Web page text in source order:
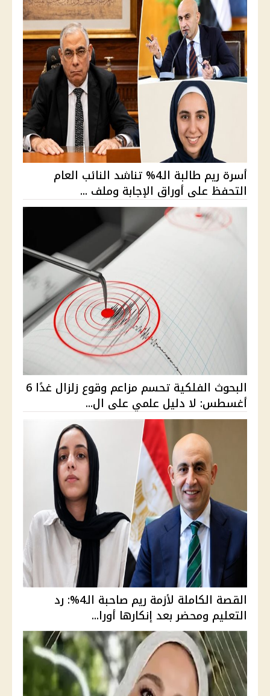
أسرة ريم طالبة الـ4% تناشد النائب العام
التحفظ على أوراق الإجابة وملف ...
البحوث الفلكية تحسم مزاعم وقوع زلزال غدًا 6
أغسطس: لا دليل علمي على ال...
القصة الكاملة لأزمة ريم صاحبة الـ4%: رد
التعليم ومحضر بعد إنكارها أورا...